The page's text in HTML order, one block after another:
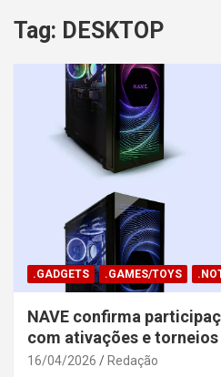
Tag: DESKTOP
.GADGETS .GAMES/TOYS
NAVE confirma
com ativações e torneios
16/04/2026 Redação